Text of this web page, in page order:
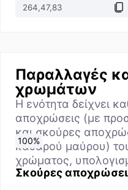
Παραλλαγές
χρωμάτων
Η ενότητα δείχνει
αποχρώσεις (με
και σκούρες
καθαρού μαύρου)
χρώματος,
Σκούρες
0%
10%
20%
30%
40%
50%
60%
70%
80%
90%
100%